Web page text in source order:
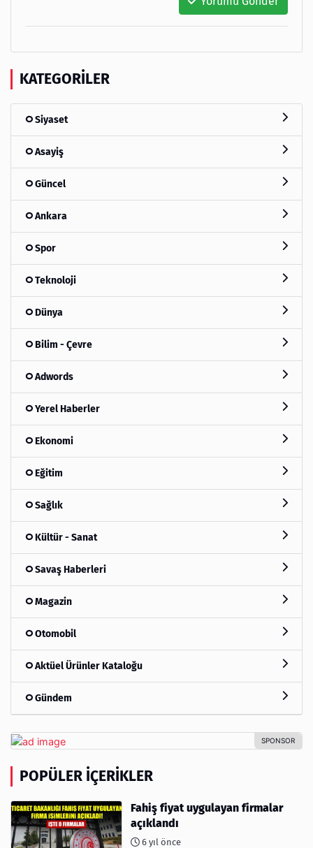
KATEGORILER
Siyaset
Asayiş
Güncel
Ankara
Spor
Teknoloji
Dünya
Bilim - Çevre
Adwords
Yerel Haberler
Ekonomi
Eğitim
Sağlık
Kültür - Sanat
Savaş Haberleri
Magazin
Otomobil
Aktüel Ürünler Kataloğu
Gündem
POPÜLER İÇERIKLER
Fahiş fiyat uygulayan firmalar
açıklandı
6 yıl önce